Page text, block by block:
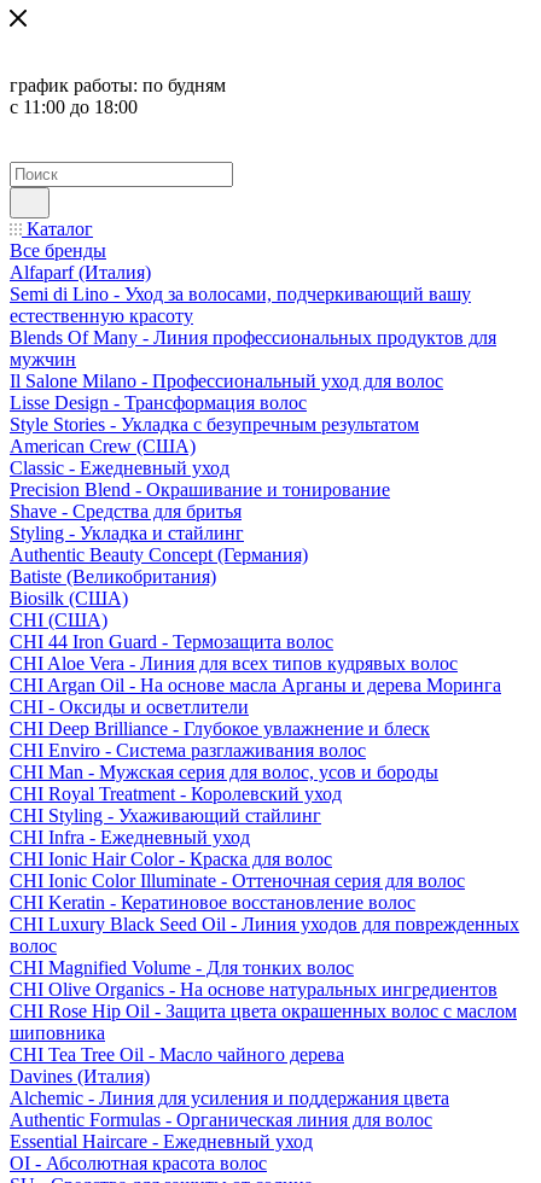
график работы: по будням
с 11:00 до 18:00
Каталог
Все бренды
Alfaparf (Италия)
Semi di Lino - Уход за волосами, подчеркивающий вашу
естественную красоту
Blends Of Many - Линия профессиональных продуктов для
мужчин
Il Salone Milano - Профессиональный уход для волос
Lisse Design - Трансформация волос
Style Stories - Укладка с безупречным результатом
American Crew (США)
Classic - Ежедневный уход
Precision Blend - Окрашивание и тонирование
Shave - Средства для бритья
Styling - Укладка и стайлинг
Authentic Beauty Concept (Германия)
Batiste (Великобритания)
Biosilk (США)
CHI (США)
CHI 44 Iron Guard - Термозащита волос
CHI Aloe Vera - Линия для всех типов кудрявых волос
CHI Argan Oil - На основе масла Арганы и дерева Моринга
CHI - Оксиды и осветлители
CHI Deep Brilliance - Глубокое увлажнение и блеск
CHI Enviro - Система разглаживания волос
CHI Man - Мужская серия для волос, усов и бороды
CHI Royal Treatment - Королевский уход
CHI Styling - Ухаживающий стайлинг
CHI Infra - Ежедневный уход
CHI Ionic Hair Color - Краска для волос
CHI Ionic Color Illuminate - Оттеночная серия для волос
CHI Keratin - Кератиновое восстановление волос
CHI Luxury Black Seed Oil - Линия уходов для поврежденных
волос
CHI Magnified Volume - Для тонких волос
CHI Olive Organics - На основе натуральных ингредиентов
CHI Rose Hip Oil - Защита цвета окрашенных волос с маслом
шиповника
CHI Tea Tree Oil - Масло чайного дерева
Davines (Италия)
Alchemic - Линия для усиления и поддержания цвета
Authentic Formulas - Органическая линия для волос
Essential Haircare - Eжедневный уход
OI - Абсолютная красота волос